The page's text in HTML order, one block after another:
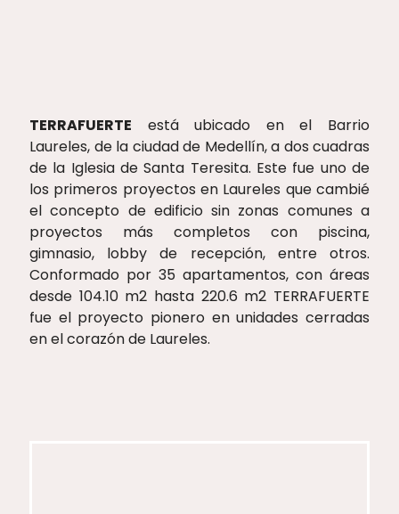
TERRAFUERTE está ubicado en el Barrio
Laureles, de la ciudad de Medellín, a dos cuadras
de la Iglesia de Santa Teresita. Este fue uno de
los primeros proyectos en Laureles que cambié
el concepto de edificio sin zonas comunes a
proyectos más completos con piscina,
gimnasio, lobby de recepción, entre otros.
Conformado por 35 apartamentos, con áreas
desde 104.10 m2 hasta 220.6 m2 TERRAFUERTE
fue el proyecto pionero en unidades cerradas
en el corazón de Laureles.